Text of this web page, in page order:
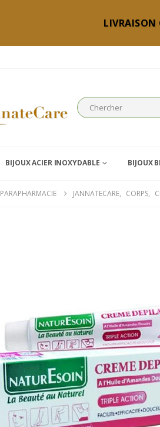
LIVRAISON
BIJOUX ACIER INOXYDABLE BIJOUX
PARAPHARMACIE JANNATECARE, CORPS,